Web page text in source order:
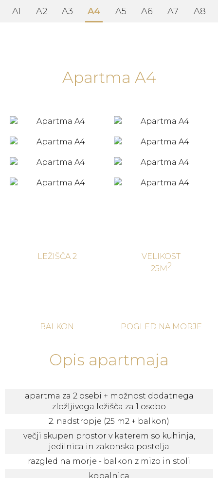
A1 A2 A3 A4 A5 A6 A7 A8
Apartma A4
LEŽIŠČA 2
VELIKOST
25M
BALKON POGLED NA MORJE
Opis apartmaja
apartma za 2 osebi + možnost dodatnega
zložljivega ležišča za 1 osebo
2. nadstropje (25 m2 + balkon)
večji skupen prostor v katerem so kuhinja,
jedilnica in zakonska postelja
razgled na morje - balkon z mizo in stoli
kopalnica